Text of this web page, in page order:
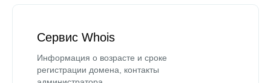
Сервис Whois
Информация о возрасте и сроке
регистрации домена, контакты